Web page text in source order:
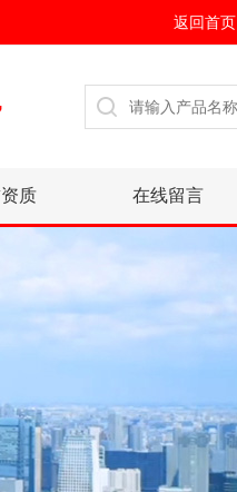
返回首页
质 在线留言